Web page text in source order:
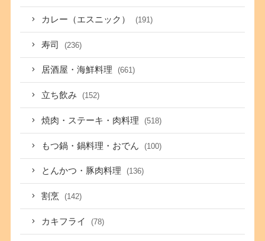
カレー（エスニック） (191)
寿司 (236)
居酒屋・海鮮料理 (661)
立ち飲み (152)
焼肉・ステーキ・肉料理 (518)
もつ鍋・鍋料理・おでん (100)
とんかつ・豚肉料理 (136)
割烹 (142)
カキフライ (78)